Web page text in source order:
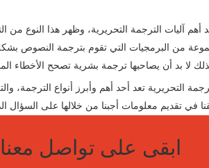
أهم آليات الترجمة التحريرية، وظهر هذا النوع من
من البرمجيات التي تقوم بترجمة النصوص
لذلك لا بد أن يصاحبها ترجمة بشرية تصحح الأخطاء
التحريرية تعد أحد أهم وأبرز أنواع
في تقديم معلومات أجبنا من خلالها على السؤال
ابقى على تواصل